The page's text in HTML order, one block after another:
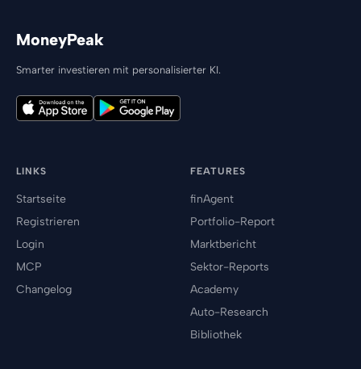
MoneyPeak
Smarter investieren mit personalisierter KI.
LINKS
Startseite
Registrieren
Login
MCP
Changelog
FEATURES
finAgent
Portfolio-Report
Marktbericht
Sektor-Reports
Academy
Auto-Research
Bibliothek